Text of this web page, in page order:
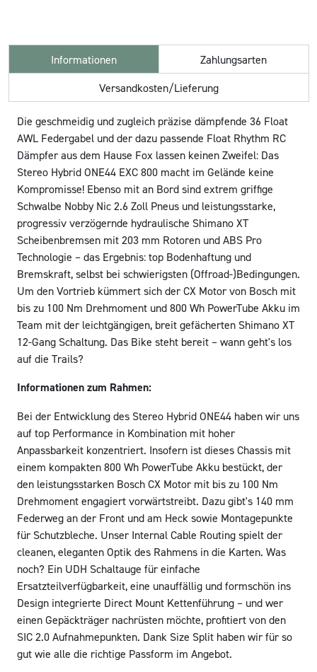
Informationen
Zahlungsarten
Versandkosten/Lieferung
Die geschmeidig und zugleich präzise dämpfende 36 Float
AWL Federgabel und der dazu passende Float Rhythm RC
Dämpfer aus dem Hause Fox lassen keinen Zweifel: Das
Stereo Hybrid ONE44 EXC 800 macht im Gelände keine
Kompromisse! Ebenso mit an Bord sind extrem griffige
Schwalbe Nobby Nic 2.6 Zoll Pneus und leistungsstarke,
progressiv verzögernde hydraulische Shimano XT
Scheibenbremsen mit 203 mm Rotoren und ABS Pro
Technologie – das Ergebnis: top Bodenhaftung und
Bremskraft, selbst bei schwierigsten (Offroad-)Bedingungen.
Um den Vortrieb kümmert sich der CX Motor von Bosch mit
bis zu 100 Nm Drehmoment und 800 Wh PowerTube Akku im
Team mit der leichtgängigen, breit gefächerten Shimano XT
12-Gang Schaltung. Das Bike steht bereit – wann geht's los
auf die Trails?
Informationen zum Rahmen:
Bei der Entwicklung des Stereo Hybrid ONE44 haben wir uns
auf top Performance in Kombination mit hoher
Anpassbarkeit konzentriert. Insofern ist dieses Chassis mit
einem kompakten 800 Wh PowerTube Akku bestückt, der
den leistungsstarken Bosch CX Motor mit bis zu 100 Nm
Drehmoment engagiert vorwärtstreibt. Dazu gibt's 140 mm
Federweg an der Front und am Heck sowie Montagepunkte
für Schutzbleche. Unser Internal Cable Routing spielt der
cleanen, eleganten Optik des Rahmens in die Karten. Was
noch? Ein UDH Schaltauge für einfache
Ersatzteilverfügbarkeit, eine unauffällig und formschön ins
Design integrierte Direct Mount Kettenführung – und wer
einen Gepäckträger nachrüsten möchte, profitiert von den
SIC 2.0 Aufnahmepunkten. Dank Size Split haben wir für so
gut wie alle die richtige Passform im Angebot.